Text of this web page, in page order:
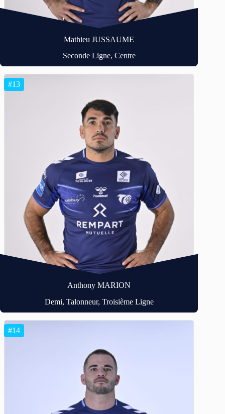
Mathieu JUSSAUME
Seconde Ligne, Centre
#13
Anthony MARION
Demi, Talonneur, Troisième Ligne
#14